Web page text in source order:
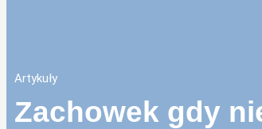
Artykuły
Zachowek gdy